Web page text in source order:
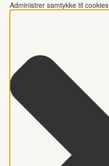
Administrer samtykke til cookies